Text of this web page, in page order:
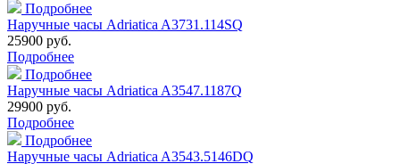
Подробнее
Наручные часы Adriatica A3731.114SQ
25900 руб.
Подробнее
Подробнее
Наручные часы Adriatica A3547.1187Q
29900 руб.
Подробнее
Подробнее
Наручные часы Adriatica A3543.5146DQ